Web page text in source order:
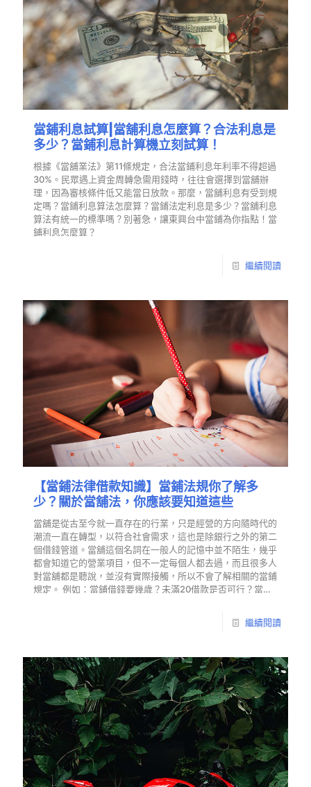
當鋪利息試算|當舖利息怎麼算？合法利息是
多少？當鋪利息計算機立刻試算！
根據《當舖業法》第11條規定，合法當鋪利息年利率不得超過
30%。民眾遇上資金周轉急需用錢時，往往會選擇到當舖辦
理，因為審核條件低又能當日放款。那麼，當舖利息有受到規
定嗎？當鋪利息算法怎麼算？當鋪法定利息是多少？當舖利息
算法有統一的標準嗎？別著急，讓東興台中當鋪為你指點！當
鋪利息怎麼算？
繼續閱讀
【當鋪法律借款知識】當鋪法規你了解多
少？關於當舖法，你應該要知道這些
當舖是從古至今就一直存在的行業，只是經營的方向隨時代的
潮流一直在轉型，以符合社會需求，這也是除銀行之外的第二
個借錢管道。當舖這個名詞在一般人的記憶中並不陌生，幾乎
都會知道它的營業項目，但不一定每個人都去過，而且很多人
對當舖都是聽說，並沒有實際接觸，所以不會了解相關的當鋪
規定。 例如：當鋪借錢要幾歲？未滿20借款是否可行？當鋪
繼續閱讀